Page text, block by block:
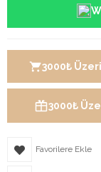
3000₺
3000₺
Favorilere Ekle